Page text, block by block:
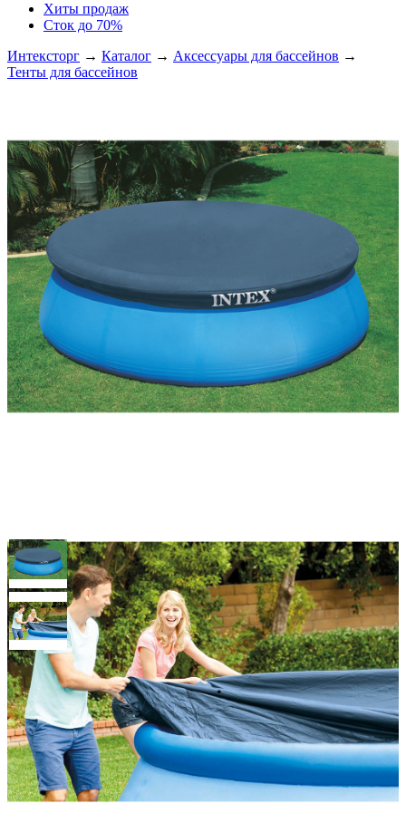
Хиты продаж
Сток до 70%
Интексторг → Каталог → Аксессуары для бассейнов →
Тенты для бассейнов
Тент для бассейна с верхним
надувным кольцом 305см
Intex 28021(58938)
Артикул: 28021